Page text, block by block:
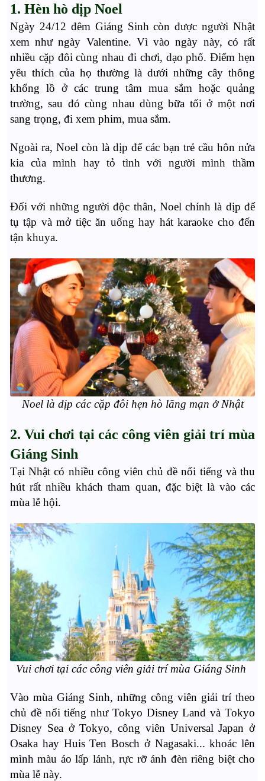
1. Hèn hò dịp Noel
Ngày 24/12 đêm Giáng Sinh còn được người Nhật
xem như ngày Valentine. Vì vào ngày này, có rất
nhiều cặp đôi cùng nhau đi chơi, dạo phố. Điểm hẹn
yêu thích của họ thường là dưới những cây thông
khổng lồ ở các trung tâm mua sắm hoặc quảng
trường, sau đó cùng nhau dùng bữa tối ở một nơi
sang trọng, đi xem phim, mua sắm.
Ngoài ra, Noel còn là dịp để các bạn trẻ cầu hôn nửa
kia của mình hay tỏ tình với người mình thầm
thương.
Đối với những người độc thân, Noel chính là dịp để
tụ tập và mở tiệc ăn uống hay hát karaoke cho đến
tận khuya.
Noel là dịp các cặp đôi hẹn hò lãng mạn ở Nhật
2. Vui chơi tại các công viên giải trí mùa
Giáng Sinh
Tại Nhật có nhiều công viên chủ đề nổi tiếng và thu
hút rất nhiều khách tham quan, đặc biệt là vào các
mùa lễ hội.
Vui chơi tại các công viên giải trí mùa Giáng Sinh
Vào mùa Giáng Sinh, những công viên giải trí theo
chủ đề nổi tiếng như Tokyo Disney Land và Tokyo
Disney Sea ở Tokyo, công viên Universal Japan ở
Osaka hay Huis Ten Bosch ở Nagasaki... khoác lên
mình màu áo lấp lánh, rực rỡ ánh đèn riêng biệt cho
mùa lễ này.